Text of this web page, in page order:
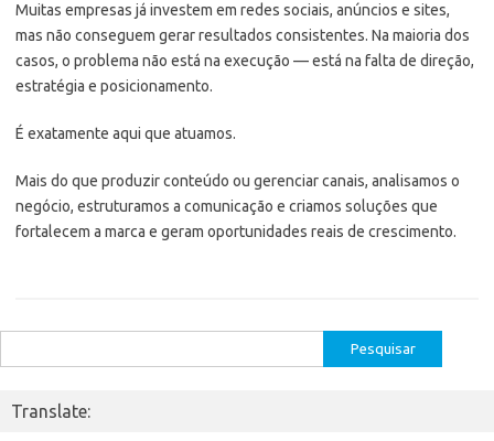
Muitas empresas já investem em redes sociais, anúncios e sites,
mas não conseguem gerar resultados consistentes. Na maioria dos
casos, o problema não está na execução — está na falta de direção,
estratégia e posicionamento.
É exatamente aqui que atuamos.
Mais do que produzir conteúdo ou gerenciar canais, analisamos o
negócio, estruturamos a comunicação e criamos soluções que
fortalecem a marca e geram oportunidades reais de crescimento.
por:
Translate: